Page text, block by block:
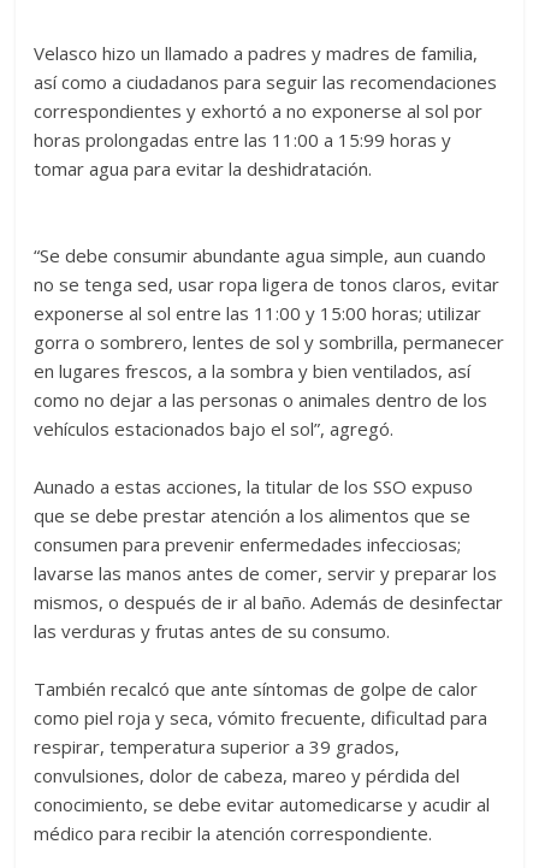
Velasco hizo un llamado a padres y madres de familia,
así como a ciudadanos para seguir las recomendaciones
correspondientes y exhortó a no exponerse al sol por
horas prolongadas entre las 11:00 a 15:99 horas y
tomar agua para evitar la deshidratación.
“Se debe consumir abundante agua simple, aun cuando
no se tenga sed, usar ropa ligera de tonos claros, evitar
exponerse al sol entre las 11:00 y 15:00 horas; utilizar
gorra o sombrero, lentes de sol y sombrilla, permanecer
en lugares frescos, a la sombra y bien ventilados, así
como no dejar a las personas o animales dentro de los
vehículos estacionados bajo el sol”, agregó.
Aunado a estas acciones, la titular de los SSO expuso
que se debe prestar atención a los alimentos que se
consumen para prevenir enfermedades infecciosas;
lavarse las manos antes de comer, servir y preparar los
mismos, o después de ir al baño. Además de desinfectar
las verduras y frutas antes de su consumo.
También recalcó que ante síntomas de golpe de calor
como piel roja y seca, vómito frecuente, dificultad para
respirar, temperatura superior a 39 grados,
convulsiones, dolor de cabeza, mareo y pérdida del
conocimiento, se debe evitar automedicarse y acudir al
médico para recibir la atención correspondiente.